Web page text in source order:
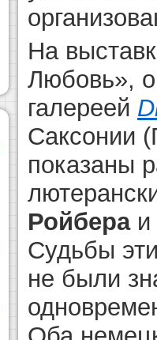
На
Любовь»,
галереей
Саксонии
показаны
Ройбераи
Судьбы
не были